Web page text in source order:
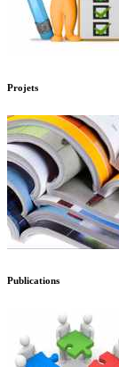
Projets
Publications